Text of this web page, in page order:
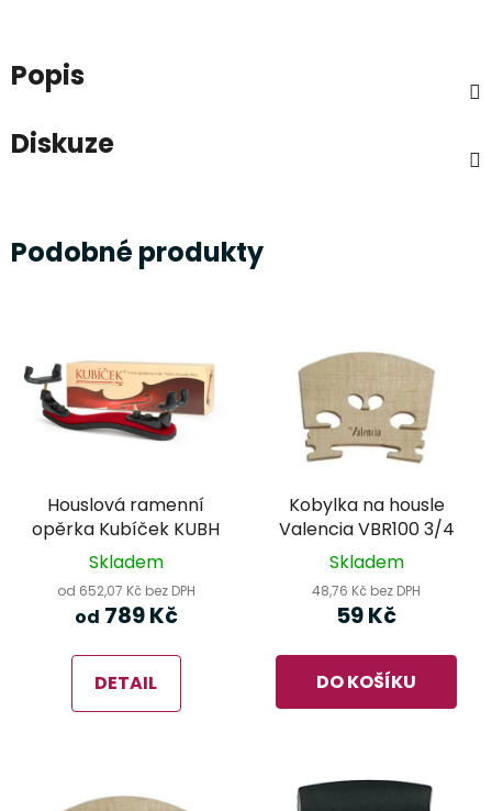
Popis
Diskuze
Podobné produkty
Houslová ramenní
opěrka Kubíček KUBH
Skladem
od 652,07 Kč bez DPH
od 789 Kč
DETAIL
Kobylka na housle
Valencia VBR100 3/4
Skladem
48,76 Kč bez DPH
59 Kč
DO KOŠÍKU